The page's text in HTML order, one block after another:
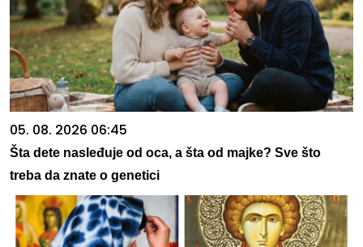
05. 08. 2026 06:45
Šta dete nasleđuje od oca, a šta od majke? Sve što
treba da znate o genetici